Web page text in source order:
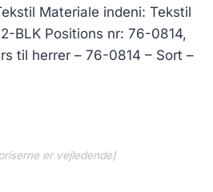
Materiale indeni: Tekstil
BLK Positions nr: 76-0814,
til herrer – 76-0814 – Sort –
er vejledende)